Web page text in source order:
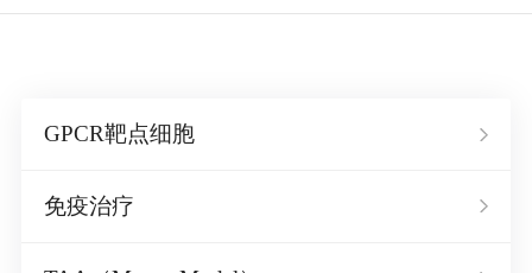
GPCR靶点细胞
免疫治疗